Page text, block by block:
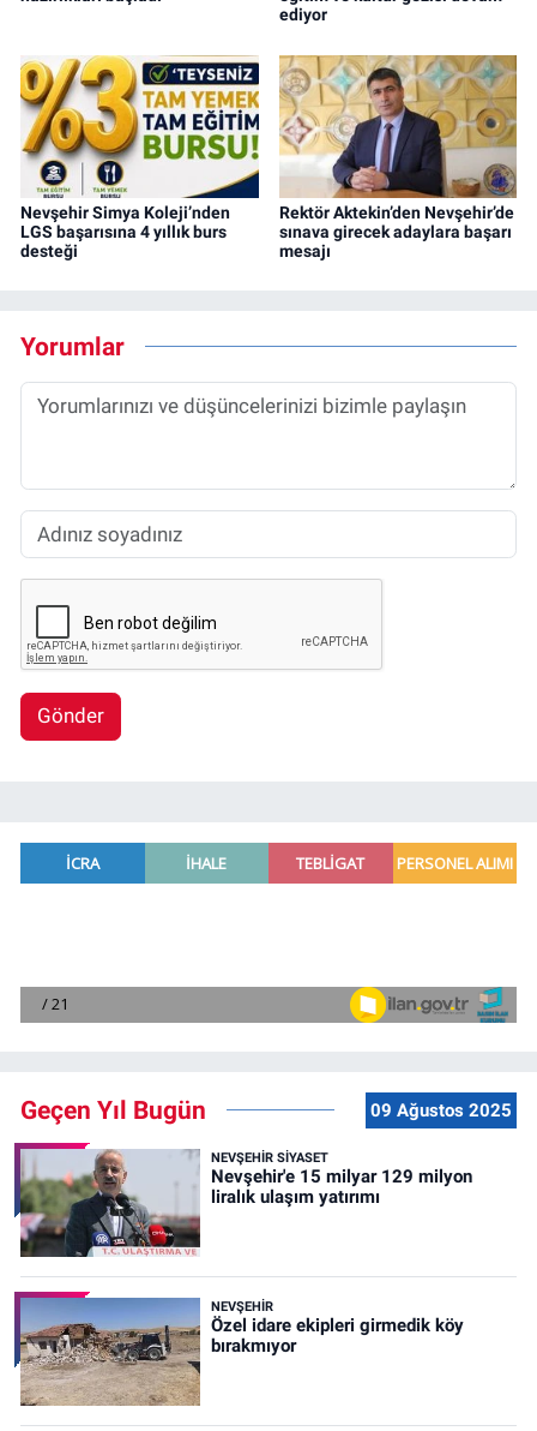
ediyor
Nevşehir Simya Koleji’nden
LGS başarısına 4 yıllık burs
desteği
Rektör Aktekin’den Nevşehir’de
sınava girecek adaylara başarı
mesajı
Yorumlar
Gönder
Geçen Yıl Bugün 09 Ağustos 2025
NEVŞEHIR SIYASET
Nevşehir'e 15 milyar 129 milyon
liralık ulaşım yatırımı
NEVŞEHIR
Özel idare ekipleri girmedik köy
bırakmıyor